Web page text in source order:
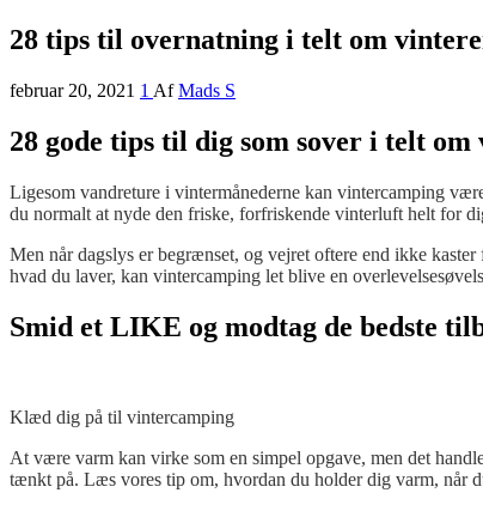
28 tips til overnatning i telt om
februar 20, 2021 1 Af Mads S
28 gode tips til dig som sover i telt om
Ligesom vandreture i vintermånederne kan vintercamping
du normalt at nyde den friske, forfriskende vinterluft helt for
Men når dagslys er begrænset, og vejret oftere end ikke
hvad du laver, kan vintercamping let blive en
Smid et LIKE og modtag de bedste
Klæd dig på til vintercamping
At være varm kan virke som en simpel opgave, men det
tænkt på. Læs vores tip om, hvordan du holder dig varm, når